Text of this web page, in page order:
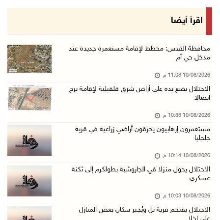
دولة فلسطين تعرب عن تضامنها مع كولومبيا إثر ا ...
الاحتلال يعتقل شقيقين من الأغوار الشمالية
مستعمرون إرهابيون يواصلون حصار منزل في بلدة ق ...
10/آب/2026 07:45 م
مرضى يعودون لغزة بعد رحلة علاج بالضفة
10/آب/2026 07:22 م
مستعمرون إرهابيون يجرفون أراضي في سالم شرق نا ...
اقرأ أيضا
محافظة القدس: مخطط لإقامة مستعمرة جديدة عند
مدخل حي أم
10/08/2026 11:08 م
الاحتلال يضع يده على أراض شرق قلقيلية لإقامة برج
اتصالا
10/08/2026 10:33 م
مستعمرون إرهابيون يحرقون أراضي زراعية في قرية
جلجليا
10/08/2026 10:14 م
الاحتلال يحول منزلا في الجاروشية بطولكرم إلى ثكنة
عسكري
10/08/2026 10:03 م
الاحتلال يقتحم قرية تل ويُجبر سكان بعض المنازل